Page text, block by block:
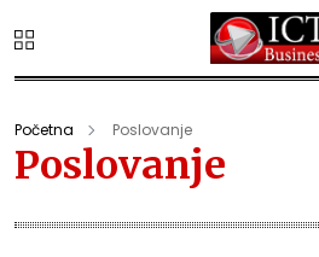
Početna Poslovanje
Poslovanje